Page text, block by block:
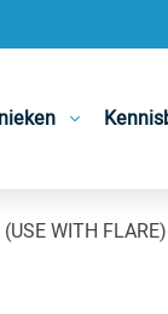
WITH FLARE)